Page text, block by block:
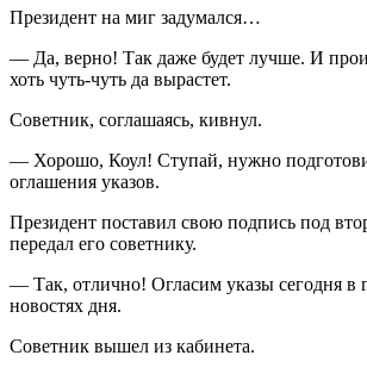
Президент на миг задумался…
— Да, верно! Так даже будет лучше. И
хоть чуть-чуть да вырастет.
Советник, соглашаясь, кивнул.
— Хорошо, Коул! Ступай, нужно
оглашения указов.
Президент поставил свою подпись под
передал его советнику.
— Так, отлично! Огласим указы сегодня в
новостях дня.
Советник вышел из кабинета.